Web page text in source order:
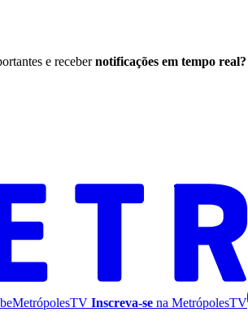
e receber notificações em tempo real?
MetrópolesTV Inscreva-se na MetrópolesTV